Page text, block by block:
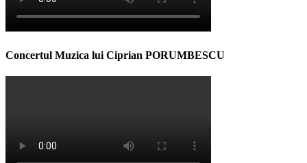
Concertul Muzica lui Ciprian PORUMBESCU